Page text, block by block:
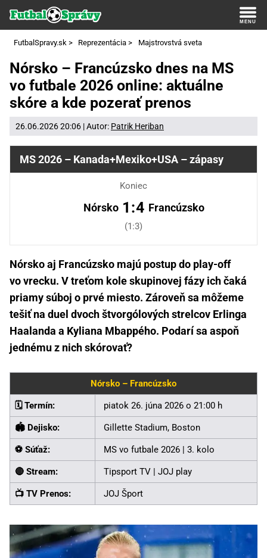
FutbalSpravy.sk > Reprezentácia > Majstrovstvá sveta
Nórsko – Francúzsko dnes na MS
vo futbale 2026 online: aktuálne
skóre a kde pozerať prenos
26.06.2026 20:06 | Autor: Patrik Heriban
MS 2026 – Kanada+Mexiko+USA – zápasy
Koniec
Nórsko 1:4 Francúzsko
(1:3)
Nórsko aj Francúzsko majú postup do play-off
vo vrecku. V treťom kole skupinovej fázy ich čaká
priamy súboj o prvé miesto. Zároveň sa môžeme
tešiť na duel dvoch štvorgólových strelcov Erlinga
Haalanda a Kyliana Mbappého. Podarí sa aspoň
jednému z nich skórovať?
Nórsko – Francúzsko
🗓️ Termín: piatok 26. júna 2026 o 21:00 h
🏟️ Dejisko: Gillette Stadium, Boston
⚽ Súťaž: MS vo futbale 2026 | 3. kolo
🔴 Stream: Tipsport TV | JOJ play
📺 TV Prenos: JOJ Šport